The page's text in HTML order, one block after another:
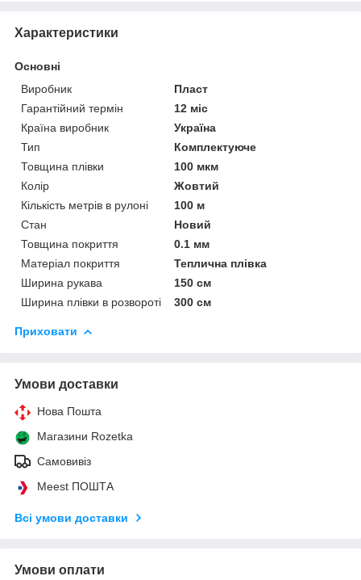
Характеристики
Основні
Виробник
Пласт
Гарантійний термін
12 міс
Країна виробник
Україна
Тип
Комплектуюче
Товщина плівки
100 мкм
Колір
Жовтий
Кількість метрів в рулоні
100 м
Стан
Новий
Товщина покриття
0.1 мм
Матеріал покриття
Теплична плівка
Ширина рукава
150 см
Ширина плівки в розвороті
300 см
Приховати
Умови доставки
Нова Пошта
Магазини Rozetka
Самовивіз
Meest ПОШТА
Всі умови доставки
Умови оплати